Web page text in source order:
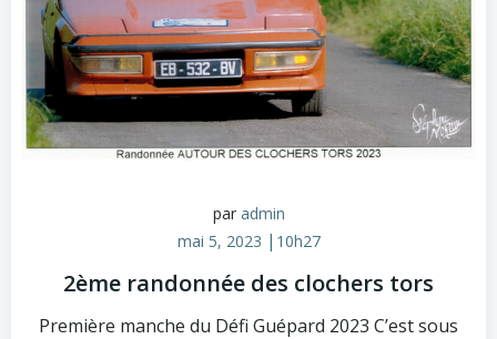
par admin
mai 5, 2023 | 10h27
2ème randonnée des clochers tors
Première manche du Défi Guépard 2023 C’est sous